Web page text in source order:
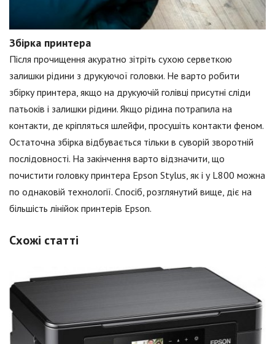
Збірка принтера
Після прочищення акуратно зітріть сухою серветкою
залишки рідини з друкуючої головки. Не варто робити
збірку принтера, якщо на друкуючій голівці присутні сліди
патьоків і залишки рідини. Якщо рідина потрапила на
контакти, де кріпляться шлейфи, просушіть контакти феном.
Остаточна збірка відбувається тільки в суворій зворотній
послідовності. На закінчення варто відзначити, що
почистити головку принтера Epson Stylus, як і у L800 можна
по однаковій технології. Спосіб, розглянутий вище, діє на
більшість лінійок принтерів Epson.
Схожі статті